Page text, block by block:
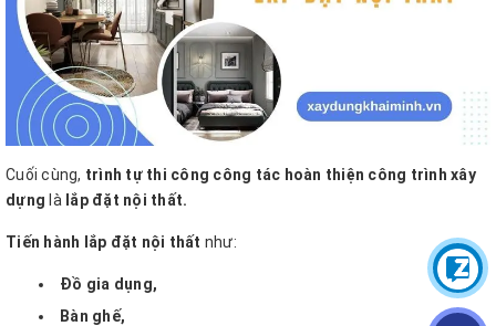
Cuối cùng, trình tự thi công công tác hoàn thiện công trình xây
dựng là lắp đặt nội thất.
Tiến hành lắp đặt nội thất như:
Đồ gia dụng,
Bàn ghế,